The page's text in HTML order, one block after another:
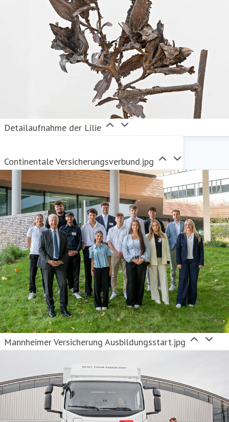
Detailaufnahme der Lilie
Continentale Versicherungsverbund.jpg
Mannheimer Versicherung Ausbildungsstart.jpg